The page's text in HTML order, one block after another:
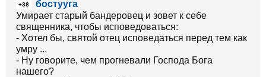
+38
бостууга
Умирает старый бандеровец и зовет к себе
священника, чтобы исповедоваться:
- Хотел бы, святой отец исповедаться перед тем как
умру ...
- Ну говорите, чем прогневали Господа Бога
нашего?